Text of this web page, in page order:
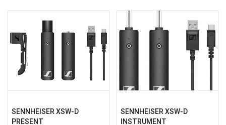
SENNHEISER XSW-D
PRESENT
SENNHEISER XSW-D
INSTRUMENT